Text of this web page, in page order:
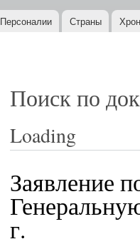
Персоналии Страны
Поиск по
Loading
Заявление
г.